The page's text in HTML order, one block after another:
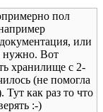
пол
или
нужно. Вот
хранилище с 2-
(не помогла
как раз то что
:-)